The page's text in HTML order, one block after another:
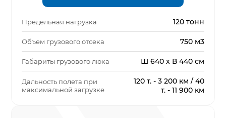
Предельная нагрузка 120 тонн
Объем грузового отсека 750 м3
Габариты грузового люка Ш 640 х В 440 см
Дальность полета при
максимальной загрузке
120 т. - 3 200 км / 40
т. - 11 900 км